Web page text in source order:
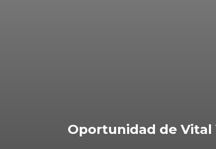
Oportunidad de Vital